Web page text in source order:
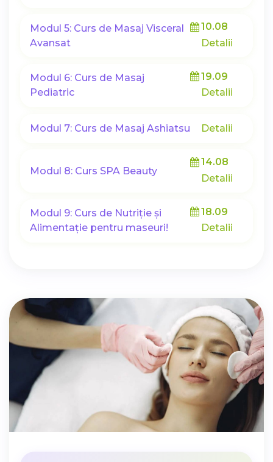
Modul 5: Curs de Masaj Visceral
Avansat
10.08
Detalii
Modul 6: Curs de Masaj
Pediatric
19.09
Detalii
Modul 7: Curs de Masaj Ashiatsu Detalii
Modul 8: Curs SPA Beauty
14.08
Detalii
Modul 9: Curs de Nutriție și
Alimentație pentru maseuri!
18.09
Detalii